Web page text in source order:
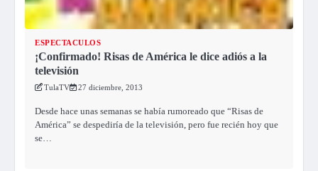
ESPECTACULOS
¡Confirmado! Risas de América le dice adiós a la
televisión
TulaTV 27 diciembre, 2013
Desde hace unas semanas se había rumoreado que “Risas de
América” se despediría de la televisión, pero fue recién hoy que
se…